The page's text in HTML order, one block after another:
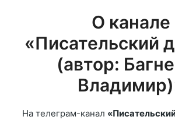
О канале
«Писательский
(автор:
На телеграм-канал